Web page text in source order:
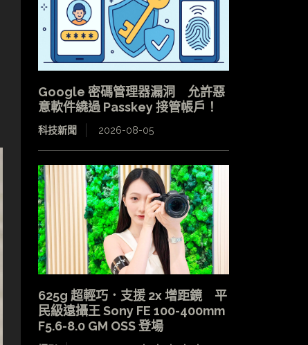
Google 密碼管理器漏洞 允許惡
意軟件繞過 Passkey 接管帳戶！
科技新聞 2026-08-05
625g 超輕巧．支援 2x 增距鏡 平
民級遠攝王 Sony FE 100-400mm
F5.6-8.0 GM OSS 登場